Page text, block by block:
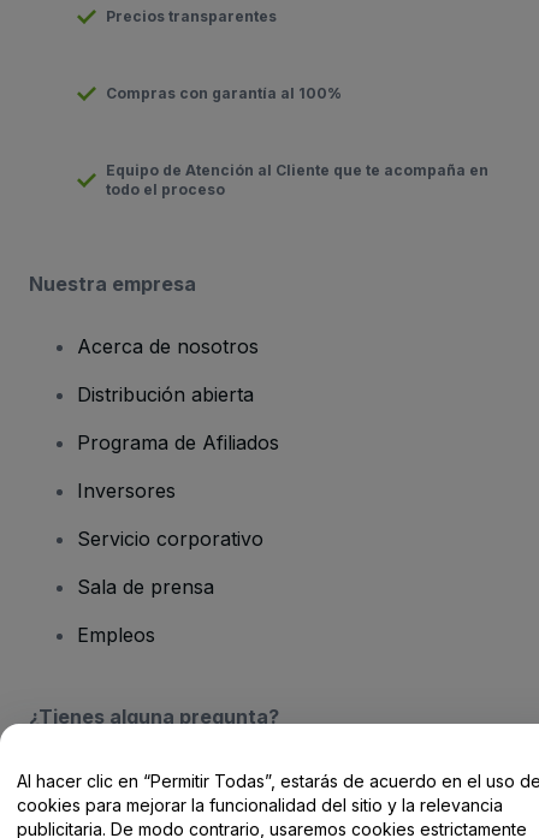
Precios transparentes
Compras con garantía al 100%
Equipo de Atención al Cliente que te acompaña en
todo el proceso
Nuestra empresa
Acerca de nosotros
Distribución abierta
Programa de Afiliados
Inversores
Servicio corporativo
Sala de prensa
Empleos
¿Tienes alguna pregunta?
Centro de Ayuda / Contacto
Al hacer clic en “Permitir Todas”, estarás de acuerdo en el uso
cookies para mejorar la funcionalidad del sitio y la relevancia
publicitaria. De modo contrario, usaremos cookies estrictamente